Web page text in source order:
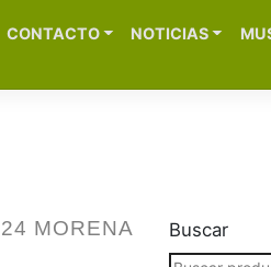
CONTACTO NOTICIAS
MORENA Buscar